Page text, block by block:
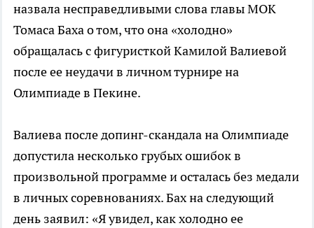
назвала несправедливыми слова главы МОК
Томаса Баха о том, что она «холодно»
обращалась с фигуристкой Камилой Валиевой
после ее неудачи в личном турнире на
Олимпиаде в Пекине.
Валиева после допинг-скандала на Олимпиаде
допустила несколько грубых ошибок в
произвольной программе и осталась без медали
в личных соревнованиях. Бах на следующий
день заявил: «Я увидел, как холодно ее